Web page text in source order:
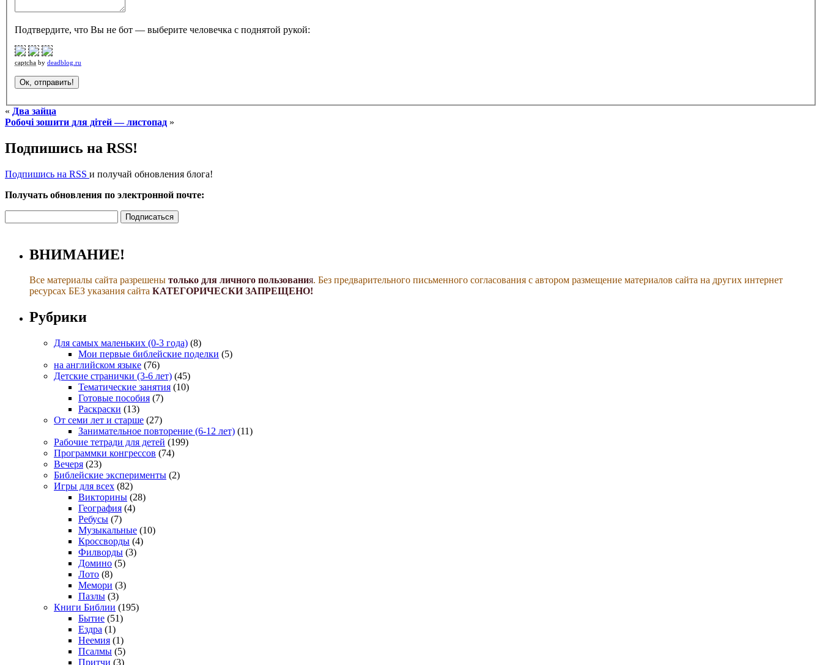
Подтвердите, что Вы не бот — выберите человечка с поднятой рукой:
captcha by deadblog.ru
« Два зайца
Робочі зошити для дітей — листопад »
Подпишись на RSS!
Подпишись на RSS и получай обновления блога!
Получать обновления по электронной почте:
ВНИМАНИЕ!
Все материалы сайта разрешены только для личного пользования. Без предварительного письменного согласования с автором размещение материалов сайта на других интернет
ресурсах БЕЗ указания сайта КАТЕГОРИЧЕСКИ ЗАПРЕЩЕНО!
Рубрики
Для самых маленьких (0-3 года) (8)
Мои первые библейские поделки (5)
на английском языке (76)
Детские странички (3-6 лет) (45)
Тематические занятия (10)
Готовые пособия (7)
Раскраски (13)
От семи лет и старше (27)
Занимательное повторение (6-12 лет) (11)
Рабочие тетради для детей (199)
Программки конгрессов (74)
Вечеря (23)
Библейские эксперименты (2)
Игры для всех (82)
Викторины (28)
География (4)
Ребусы (7)
Музыкальные (10)
Кроссворды (4)
Филворды (3)
Домино (5)
Лото (8)
Мемори (3)
Пазлы (3)
Книги Библии (195)
Бытие (51)
Ездра (1)
Неемия (1)
Псалмы (5)
Притчи (3)